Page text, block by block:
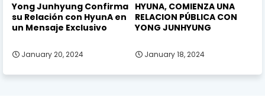
Yong Junhyung Confirma
su Relación con HyunA en
un Mensaje Exclusivo
January 20, 2024
HYUNA, COMIENZA UNA
RELACION PÚBLICA CON
YONG JUNHYUNG
January 18, 2024